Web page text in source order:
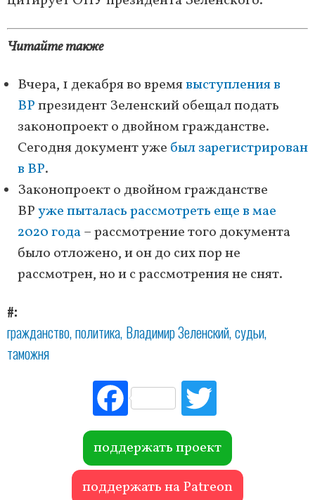
Читайте также
Вчера, 1 декабря во времявыступления в
ВРпрезидент Зеленский обещал подать
законопроект о двойном гражданстве.
Сегодня документ уже был зарегистрирован
в ВР.
Законопроект о двойном гражданстве
ВРуже пыталась рассмотреть еще в мае
2020 года– рассмотрение того документа
было отложено, и он до сих пор не
рассмотрен, но и с рассмотрения не снят.
#
гражданство политика Владимир Зеленский судьи
таможня
Fac
ebo
ok r
поддержать проект
поддержать на Patreon